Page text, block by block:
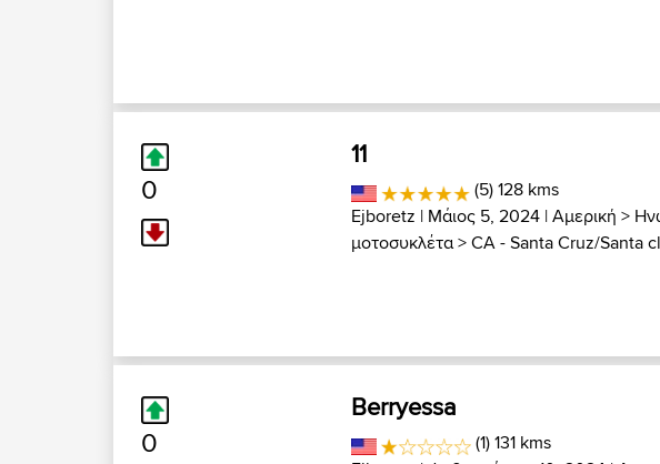
0
11
(5) 128 kms
Ejboretz | Μάιος 5, 2024 |Αμερική >
μοτοσυκλέτα>CA - Santa Cruz/Santa
0
Berryessa
(1) 131 kms